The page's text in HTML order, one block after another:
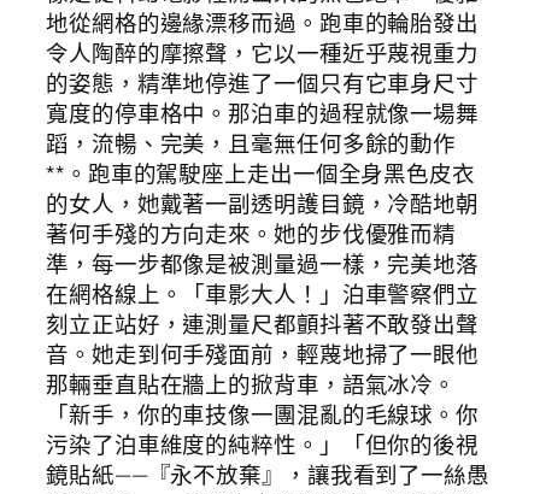
地從網格的邊緣漂移而過。跑車的輪胎發出
令人陶醉的摩擦聲，它以一種近乎蔑視重力
的姿態，精準地停進了一個只有它車身尺寸
寬度的停車格中。那泊車的過程就像一場舞
蹈，流暢、完美，且毫無任何多餘的動作
**。跑車的駕駛座上走出一個全身黑色皮衣
的女人，她戴著一副透明護目鏡，冷酷地朝
著何手殘的方向走來。她的步伐優雅而精
準，每一步都像是被測量過一樣，完美地落
在網格線上。「車影大人！」泊車警察們立
刻立正站好，連測量尺都顫抖著不敢發出聲
音。她走到何手殘面前，輕蔑地掃了一眼他
那輛垂直貼在牆上的掀背車，語氣冰冷。
「新手，你的車技像一團混亂的毛線球。你
污染了泊車維度的純粹性。」「但你的後視
鏡貼紙——『永不放棄』，讓我看到了一絲愚